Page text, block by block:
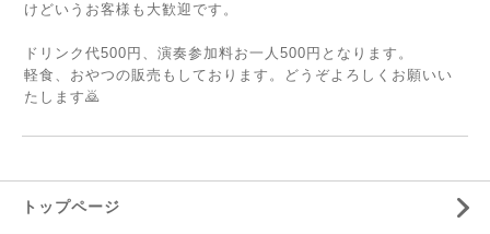
けどいうお客様も大歓迎です。
ドリンク代500円、演奏参加料お一人500円となります。
軽食、おやつの販売もしております。どうぞよろしくお願いい
たします🙇
トップページ